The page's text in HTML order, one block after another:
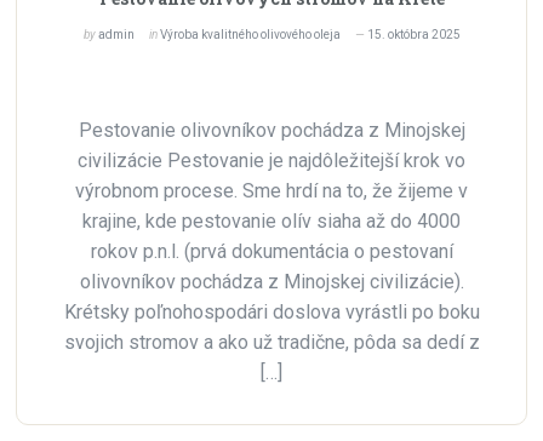
byadmin inVýroba kvalitného olivového oleja 15. októbra 2025
Pestovanie olivovníkov pochádza z Minojskej
civilizácie Pestovanie je najdôležitejší krok vo
výrobnom procese. Sme hrdí na to, že žijeme v
krajine, kde pestovanie olív siaha až do 4000
rokov p.n.l. (prvá dokumentácia o pestovaní
olivovníkov pochádza z Minojskej civilizácie).
Krétsky poľnohospodári doslova vyrástli po boku
svojich stromov a ako už tradične, pôda sa dedí z
[…]